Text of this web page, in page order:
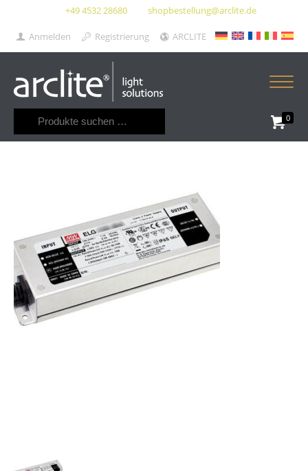
+49 4532 28680 shopbestellung@arclite.de
Anmelden Registrierung ARCLITE
0